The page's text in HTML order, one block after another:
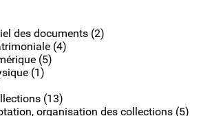
des documents (2)
(4)
(5)
(1)
(13)
organisation des collections (5)